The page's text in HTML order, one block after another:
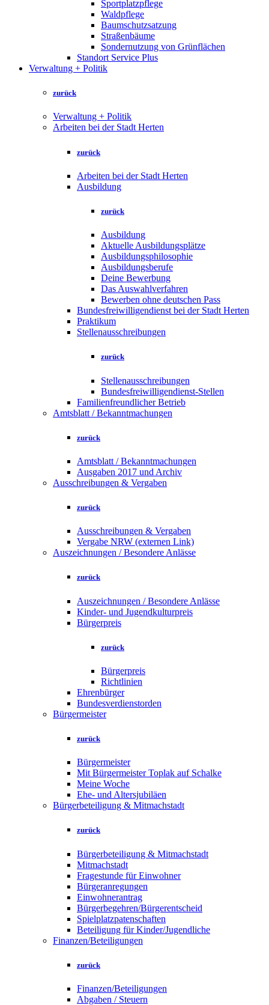
Sportplatzpflege
Waldpflege
Baumschutzsatzung
Straßenbäume
Sondernutzung von Grünflächen
Standort Service Plus
Verwaltung + Politik
zurück
Verwaltung + Politik
Arbeiten bei der Stadt Herten
zurück
Arbeiten bei der Stadt Herten
Ausbildung
zurück
Ausbildung
Aktuelle Ausbildungsplätze
Ausbildungsphilosophie
Ausbildungsberufe
Deine Bewerbung
Das Auswahlverfahren
Bewerben ohne deutschen Pass
Bundesfreiwilligendienst bei der Stadt Herten
Praktikum
Stellenausschreibungen
zurück
Stellenausschreibungen
Bundesfreiwilligendienst-Stellen
Familienfreundlicher Betrieb
Amtsblatt / Bekanntmachungen
zurück
Amtsblatt / Bekanntmachungen
Ausgaben 2017 und Archiv
Ausschreibungen & Vergaben
zurück
Ausschreibungen & Vergaben
Vergabe NRW (externen Link)
Auszeichnungen / Besondere Anlässe
zurück
Auszeichnungen / Besondere Anlässe
Kinder- und Jugendkulturpreis
Bürgerpreis
zurück
Bürgerpreis
Richtlinien
Ehrenbürger
Bundesverdienstorden
Bürgermeister
zurück
Bürgermeister
Mit Bürgermeister Toplak auf Schalke
Meine Woche
Ehe- und Altersjubiläen
Bürgerbeteiligung & Mitmachstadt
zurück
Bürgerbeteiligung & Mitmachstadt
Mitmachstadt
Fragestunde für Einwohner
Bürgeranregungen
Einwohnerantrag
Bürgerbegehren/Bürgerentscheid
Spielplatzpatenschaften
Beteiligung für Kinder/Jugendliche
Finanzen/Beteiligungen
zurück
Finanzen/Beteiligungen
Abgaben / Steuern